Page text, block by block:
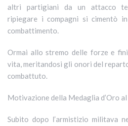
altri partigiani da un attacco
ripiegare i compagni si cimentò
combattimento.
Ormai allo stremo delle forze e
vita, meritandosi gli onori del
combattuto.
Motivazione della Medaglia d’Oro al
Subito dopo l’armistizio militava